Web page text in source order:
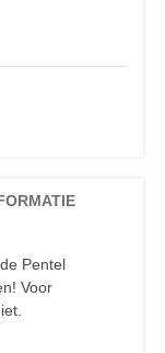
Pentel
Voor